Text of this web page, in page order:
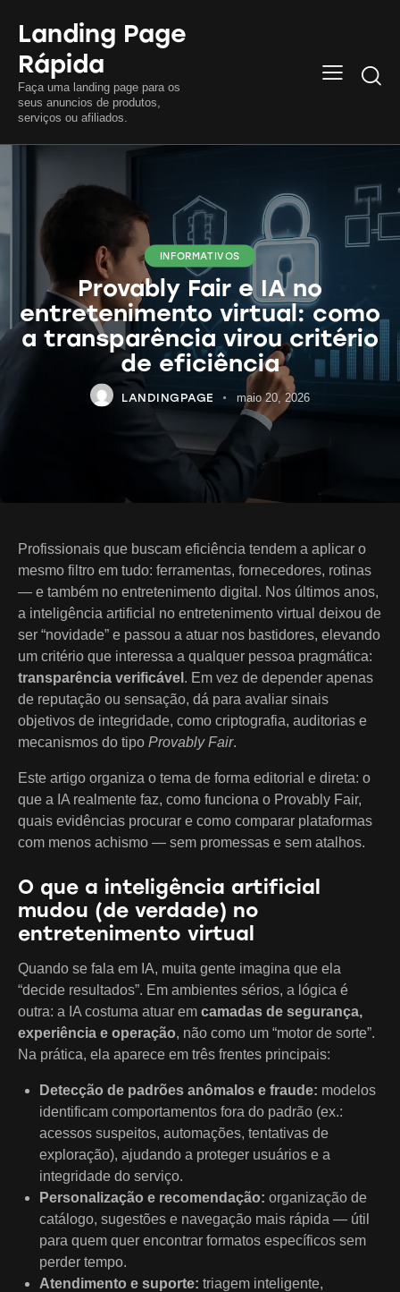
Landing Page
Rápida
Faça uma landing page para os
seus anuncios de produtos,
serviços ou afiliados.
INFORMATIVOS
Provably Fair e IA no
entretenimento virtual: como
a transparência virou critério
de eficiência
LANDINGPAGE maio 20, 2026
Profissionais que buscam eficiência tendem a aplicar o
mesmo filtro em tudo: ferramentas, fornecedores, rotinas
— e também no entretenimento digital. Nos últimos anos,
a inteligência artificial no entretenimento virtual deixou de
ser “novidade” e passou a atuar nos bastidores, elevando
um critério que interessa a qualquer pessoa pragmática:
transparência verificável . Em vez de depender apenas
de reputação ou sensação, dá para avaliar sinais
objetivos de integridade, como criptografia, auditorias e
mecanismos do tipo Provably Fair.
Este artigo organiza o tema de forma editorial e direta: o
que a IA realmente faz, como funciona o Provably Fair,
quais evidências procurar e como comparar plataformas
com menos achismo — sem promessas e sem atalhos.
O que a inteligência artificial
mudou (de verdade) no
entretenimento virtual
Quando se fala em IA, muita gente imagina que ela
“decide resultados”. Em ambientes sérios, a lógica é
outra: a IA costuma atuar em camadas de segurança,
experiência e operação, não como um “motor de sorte”.
Na prática, ela aparece em três frentes principais:
Detecção de padrões anômalos e fraude: modelos
identificam comportamentos fora do padrão (ex.:
acessos suspeitos, automações, tentativas de
exploração), ajudando a proteger usuários e a
integridade do serviço.
Personalização e recomendação: organização de
catálogo, sugestões e navegação mais rápida — útil
para quem quer encontrar formatos específicos sem
perder tempo.
Atendimento e suporte: triagem inteligente,